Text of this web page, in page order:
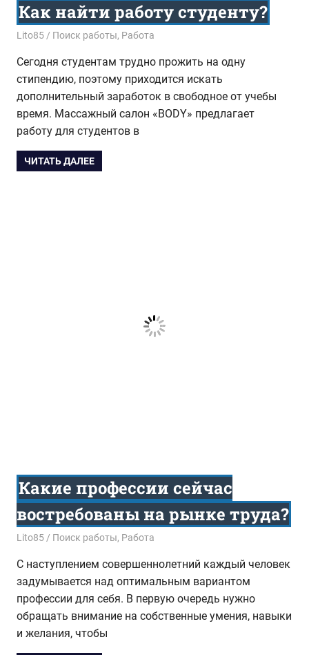
Как найти работу студенту?
24.10.2016
Lito85 Поиск работы, Работа
Сегодня студентам трудно прожить на одну
стипендию, поэтому приходится искать
дополнительный заработок в свободное от учебы
время. Массажный салон «BODY» предлагает
работу для студентов в
ЧИТАТЬ ДАЛЕЕ
Какие профессии сейчас
востребованы на рынке труда?
13.05.2016
Lito85 Поиск работы, Работа
С наступлением совершеннолетний каждый человек
задумывается над оптимальным вариантом
профессии для себя. В первую очередь нужно
обращать внимание на собственные умения, навыки
и желания, чтобы